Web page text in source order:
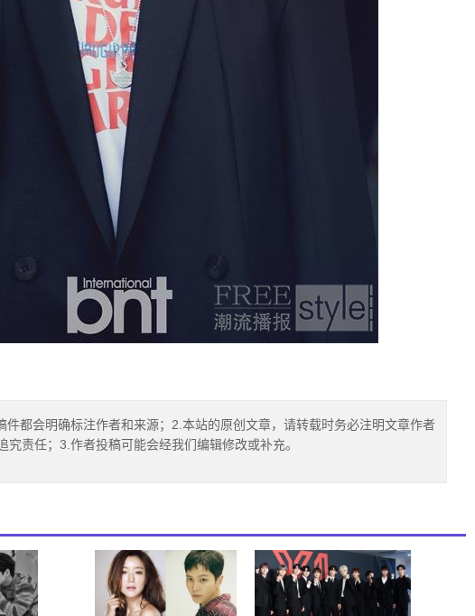
件都会明确标注作者和来源；2.本站的原创文章，请转载时务必注明文章作者
责任；3.作者投稿可能会经我们编辑修改或补充。